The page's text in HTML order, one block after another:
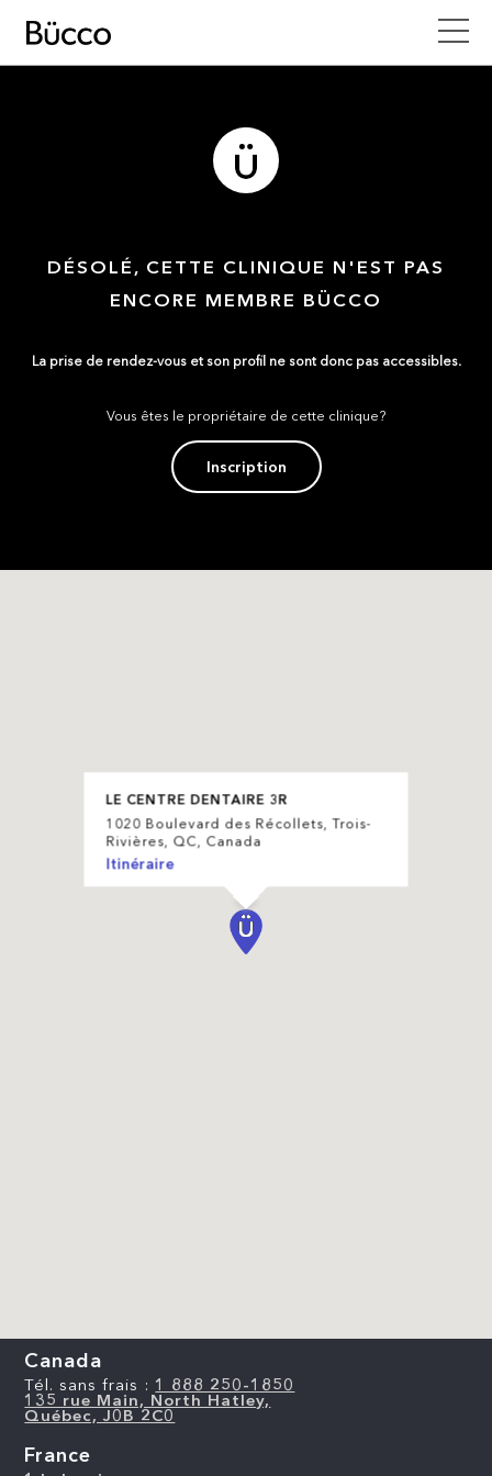
DÉSOLÉ, CETTE CLINIQUE N'EST PAS
ENCORE MEMBRE BÜCCO
La prise de rendez-vous et son profil ne sont donc pas accessibles.
Vous êtes le propriétaire de cette clinique?
Inscription
LE CENTRE DENTAIRE 3R
1020 Boulevard des Récollets, Trois-
Rivières, QC, Canada
Itinéraire
Canada
Tél. sans frais : 1 888 250-1850
135 rue Main, North Hatley,
Québec, J0B 2C0
France